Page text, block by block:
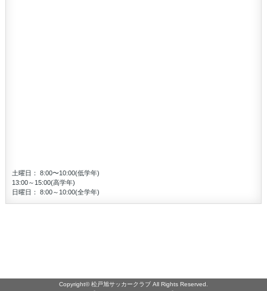
土曜日： 8:00〜10:00(低学年)
13:00～15:00(高学年)
日曜日： 8:00～10:00(全学年)
Copyright©松戸旭サッカークラブ All Rights Reserved.